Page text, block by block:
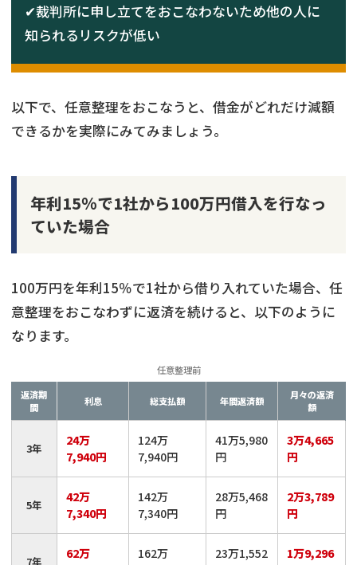
✔裁判所に申し立てをおこなわないため他の人に
知られるリスクが低い
以下で、任意整理をおこなうと、借金がどれだけ減額
できるかを実際にみてみましょう。
年利15％で1社から100万円借入を行なっ
ていた場合
100万円を年利15％で1社から借り入れていた場合、任
意整理をおこなわずに返済を続けると、以下のように
なります。
任意整理前
返済期
間
利息 総支払額 年間返済額
月々の返済
額
3年
24万
7,940円
124万
7,940円
41万5,980
円
3万4,665
円
5年
42万
7,340円
142万
7,340円
28万5,468
円
2万3,789
円
7年
62万
162万
23万1,552
1万9,296